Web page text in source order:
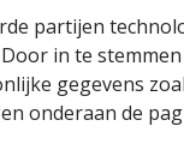
partijen
in te stemmen
gegevens
onderaan de